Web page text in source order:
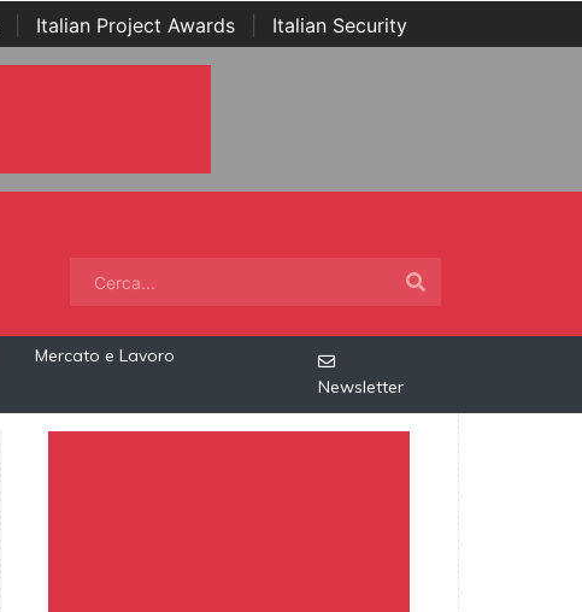
Italian Project Awards
Italian Security
Mercato e Lavoro
Newsletter